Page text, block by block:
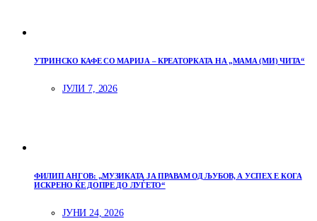
УТРИНСКО КАФЕ СО МАРИЈА – КРЕАТОРКАТА НА „МАМА (МИ) ЧИТА“
ЈУЛИ 7, 2026
ФИЛИП АНГОВ: „МУЗИКАТА ЈА ПРАВАМ ОД ЉУБОВ, А УСПЕХ Е КОГА
ИСКРЕНО ЌЕ ДОПРЕ ДО ЛУЃЕТО“
ЈУНИ 24, 2026